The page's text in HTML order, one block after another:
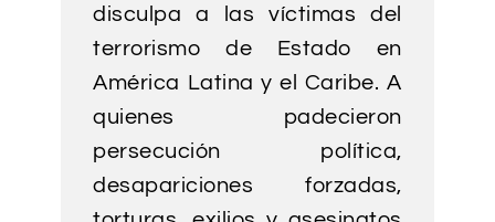
disculpa a las víctimas del
terrorismo de Estado en
América Latina y el Caribe. A
quienes padecieron
persecución política,
desapariciones forzadas,